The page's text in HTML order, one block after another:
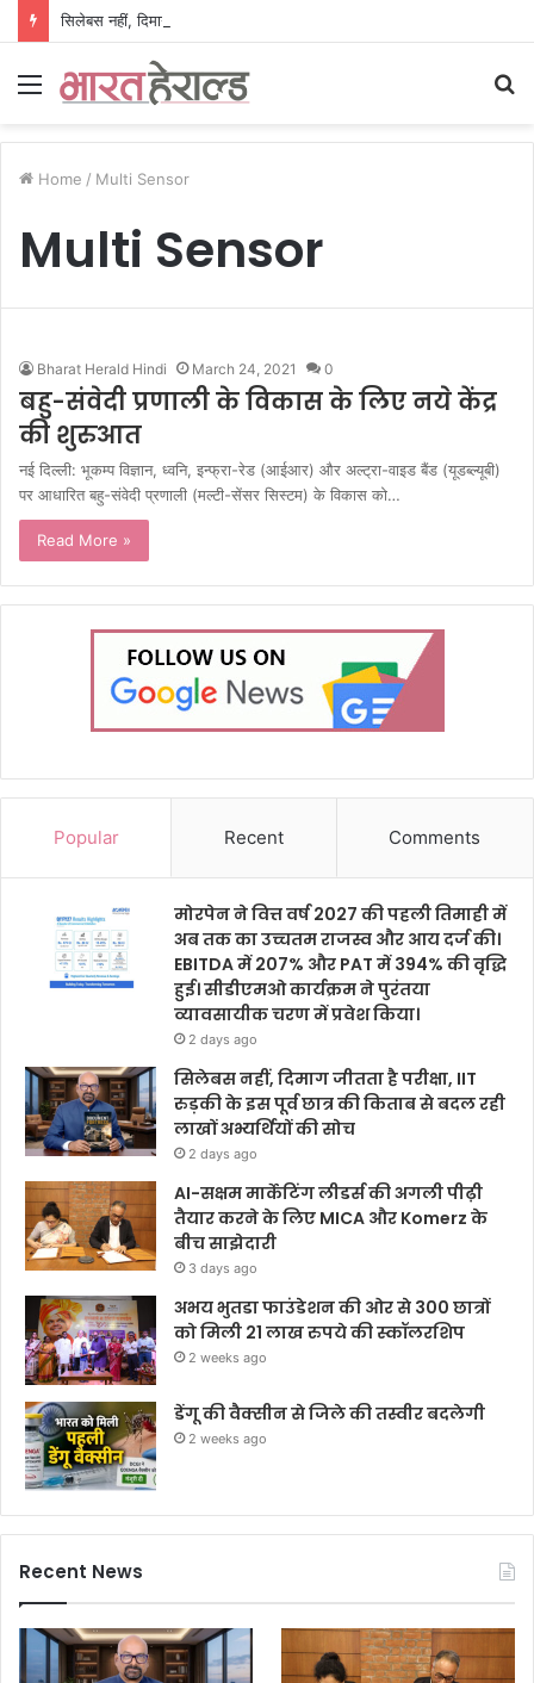
Menu
Home / Multi Sensor
Multi Sensor
Bharat Herald Hindi March 24, 2021 0
बहु-संवेदी प्रणाली के विकास के लिए नये केंद्र
की शुरुआत
नई दिल्ली: भूकम्प विज्ञान, ध्वनि, इन्फ्रा-रेड (आईआर) और अल्ट्रा-वाइड बैंड (यूडब्ल्यूबी)
पर आधारित बहु-संवेदी प्रणाली (मल्टी-सेंसर सिस्टम) के विकास को…
Read More »
Popular Recent Comments
मोरपेन ने वित्त वर्ष 2027 की पहली तिमाही में
अब तक का उच्चतम राजस्व और आय दर्ज की।
EBITDA में 207% और PAT में 394% की वृद्धि
हुई। सीडीएमओ कार्यक्रम ने पुरंतया
व्यावसायीक चरण में प्रवेश किया।
2 days ago
सिलेबस नहीं, दिमाग जीतता है परीक्षा, IIT
रुड़की के इस पूर्व छात्र की किताब से बदल रही
लाखों अभ्यर्थियों की सोच
2 days ago
AI-सक्षम मार्केटिंग लीडर्स की अगली पीढ़ी
तैयार करने के लिए MICA और Komerz के
बीच साझेदारी
3 days ago
अभय भुतडा फाउंडेशन की ओर से 300 छात्रों
को मिली 21 लाख रुपये की स्कॉलरशिप
2 weeks ago
डेंगू की वैक्सीन से जिले की तस्वीर बदलेगी
2 weeks ago
Recent News